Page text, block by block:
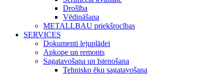
Drošība
Vēdināšana
METALLBAU priekšrocības
SERVICES
Dokumenti lejuplādei
Apkope un remonts
Sagatavošana un īstenošana
Tehnisko ēku sagatavošana